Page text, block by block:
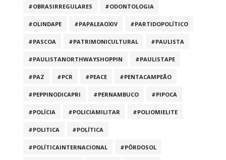
#OBRASIRREGULARES #ODONTOLOGIA
#OLINDAPE #PAPALEAOXIV #PARTIDOPOLÍTICO
#PASCOA #PATRIMONICULTURAL #PAULISTA
#PAULISTANORTHWAYSHOPPIN #PAULISTAPE
#PAZ #PCR #PEACE #PENTACAMPEÃO
#PEPPINODICAPRI #PERNAMBUCO #PIPOCA
#POLÍCIA #POLICIAMILITAR #POLIOMIELITE
#POLITICA #POLÍTICA
#POLÍTICAINTERNACIONAL #PÔRDOSOL